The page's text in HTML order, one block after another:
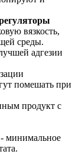
вязкость,
среды.
адгезии
помешать при
продукт с
- минимальное